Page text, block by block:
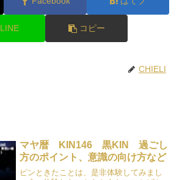
LINE コピー
CHIELI
マヤ暦 KIN146 黒KIN 過ごし
方のポイント、意識の向け方など
ピンときたことは、是非体験してみまし